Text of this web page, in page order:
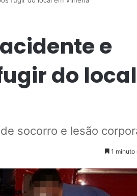
e
do local
socorro e lesão
1 minuto